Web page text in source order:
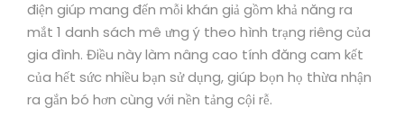
điện giúp mang đến mỗi khán giả gồm khả năng ra
mắt 1 danh sách mê ưng ý theo hình trạng riêng của
gia đình. Điều này làm nâng cao tính đăng cam kết
của hết sức nhiều bạn sử dụng, giúp bọn họ thừa nhận
ra gắn bó hơn cùng với nền tảng cội rễ.